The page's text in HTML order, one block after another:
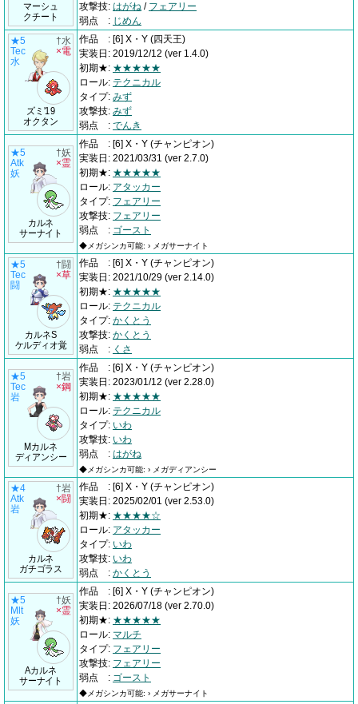
マーシュ
クチート
攻撃技: はがね / フェアリー
弱点
: じめん
★5
Tec
水
ズミ'19
オクタン
†水
×電
作品 : [6] X・Y (四天王)
実装日 : 2019/12/12 (ver 1.4.0)
初期★: ★★★★★
ロール: テクニカル
タイプ: みず
攻撃技: みず
弱点
: でんき
★5
Atk
妖
カルネ
サーナイト
†妖
×霊
作品 : [6] X・Y (チャンピオン)
実装日 : 2021/03/31 (ver 2.7.0)
初期★: ★★★★★
ロール: アタッカー
タイプ: フェアリー
攻撃技: フェアリー
弱点
: ゴースト
◆メガシンカ可能: › メガサーナイト
★5
Tec
闘
カルネS
ケルディオ覚
†闘
×草
作品 : [6] X・Y (チャンピオン)
実装日 : 2021/10/29 (ver 2.14.0)
初期★: ★★★★★
ロール: テクニカル
タイプ: かくとう
攻撃技: かくとう
弱点
: くさ
★5
Tec
岩
Mカルネ
ディアンシー
†岩
×鋼
作品 : [6] X・Y (チャンピオン)
実装日 : 2023/01/12 (ver 2.28.0)
初期★: ★★★★★
ロール: テクニカル
タイプ: いわ
攻撃技: いわ
弱点
: はがね
◆メガシンカ可能: › メガディアンシー
★4
Atk
岩
カルネ
ガチゴラス
†岩
×闘
作品 : [6] X・Y (チャンピオン)
実装日 : 2025/02/01 (ver 2.53.0)
初期★: ★★★★☆
ロール: アタッカー
タイプ: いわ
攻撃技: いわ
弱点
: かくとう
★5
Mlt
妖
Aカルネ
サーナイト
†妖
×霊
作品 : [6] X・Y (チャンピオン)
実装日 : 2026/07/18 (ver 2.70.0)
初期★: ★★★★★
ロール: マルチ
タイプ: フェアリー
攻撃技: フェアリー
弱点
: ゴースト
◆メガシンカ可能: › メガサーナイト